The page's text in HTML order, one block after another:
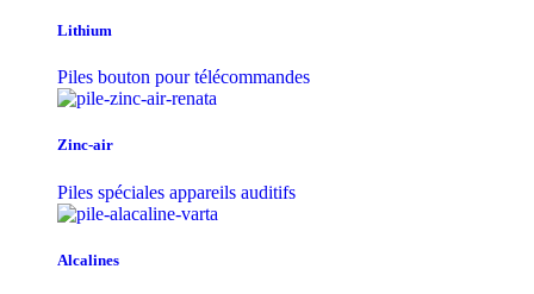
Lithium
Piles bouton pour télécommandes
Zinc-air
Piles spéciales appareils auditifs
Alcalines